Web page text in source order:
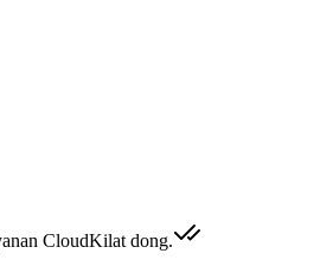
CloudKilat dong.